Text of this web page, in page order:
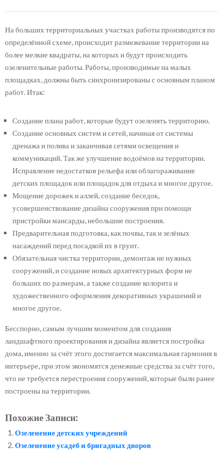
На больших территориальных участках работы производятся по
определённой схеме, происходит размежевание территории на
более мелкие квадраты, на которых и будут происходить
озеленительные работы. Работы, производимые на малых
площадках, должны быть синхронизированы с основным планом
работ. Итак:
Создание плана работ, которые будут озеленять территорию.
Создание основных систем и сетей, начиная от системы
дренажа и полива и заканчивая сетями освещения и
коммуникаций. Так же улучшение водоёмов на территории.
Исправление недостатков рельефа или облагораживание
детских площадок или площадок для отдыха и многое другое.
Мощение дорожек и аллей, создание беседок,
усовершенствование дизайна сооружения при помощи
пристройки мансарды, небольшие построения.
Предварительная подготовка, как почвы, так и зелёных
насаждений перед посадкой их в грунт.
Обязательная чистка территории, демонтаж не нужных
сооружений, и создание новых архитектурных форм не
больших по размерам, а также создание колорита и
художественного оформления декоративных украшений и
многое другое.
Бесспорно, самым лучшим моментом для создания
ландшафтного проектирования и дизайна является постройка
дома, именно за счёт этого достигается максимальная гармония в
интерьере, при этом экономятся денежные средства за счёт того,
что не требуется перестроения сооружений, которые были ранее
построены на территории.
Похожие Записи:
Озеленение детских учреждений
Озеленение усадеб и бригадных дворов